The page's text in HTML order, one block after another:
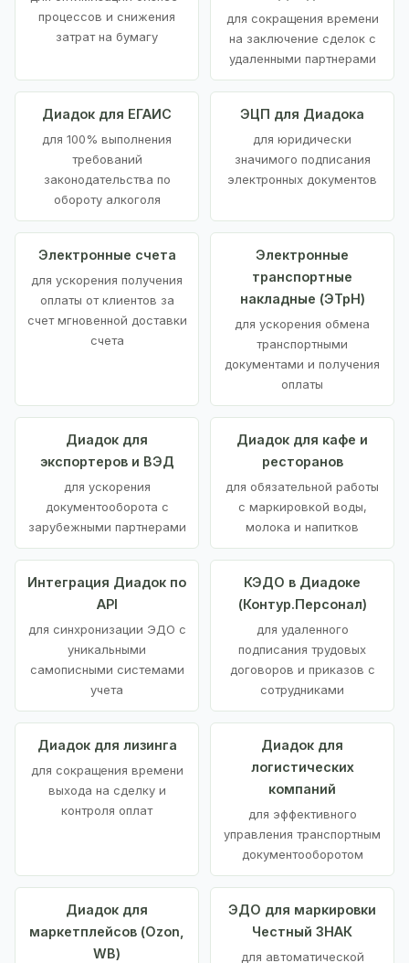
процессов и снижения
затрат на бумагу
для сокращения времени
на заключение сделок с
удаленными партнерами
Диадок для ЕГАИС
для 100% выполнения
требований
законодательства по
обороту алкоголя
ЭЦП для Диадока
для юридически
значимого подписания
электронных документов
Электронные счета
для ускорения получения
оплаты от клиентов за
счет мгновенной доставки
счета
Электронные
транспортные
накладные (ЭТрН)
для ускорения обмена
транспортными
документами и получения
оплаты
Диадок для
экспортеров и ВЭД
для ускорения
документооборота с
зарубежными партнерами
Диадок для кафе и
ресторанов
для обязательной работы
с маркировкой воды,
молока и напитков
Интеграция Диадок по
API
для синхронизации ЭДО с
уникальными
самописными системами
учета
КЭДО в Диадоке
(Контур.Персонал)
для удаленного
подписания трудовых
договоров и приказов с
сотрудниками
Диадок для лизинга
для сокращения времени
выхода на сделку и
контроля оплат
Диадок для
логистических
компаний
для эффективного
управления транспортным
документооборотом
Диадок для
маркетплейсов (Ozon,
WB)
ЭДО для маркировки
Честный ЗНАК
для автоматической